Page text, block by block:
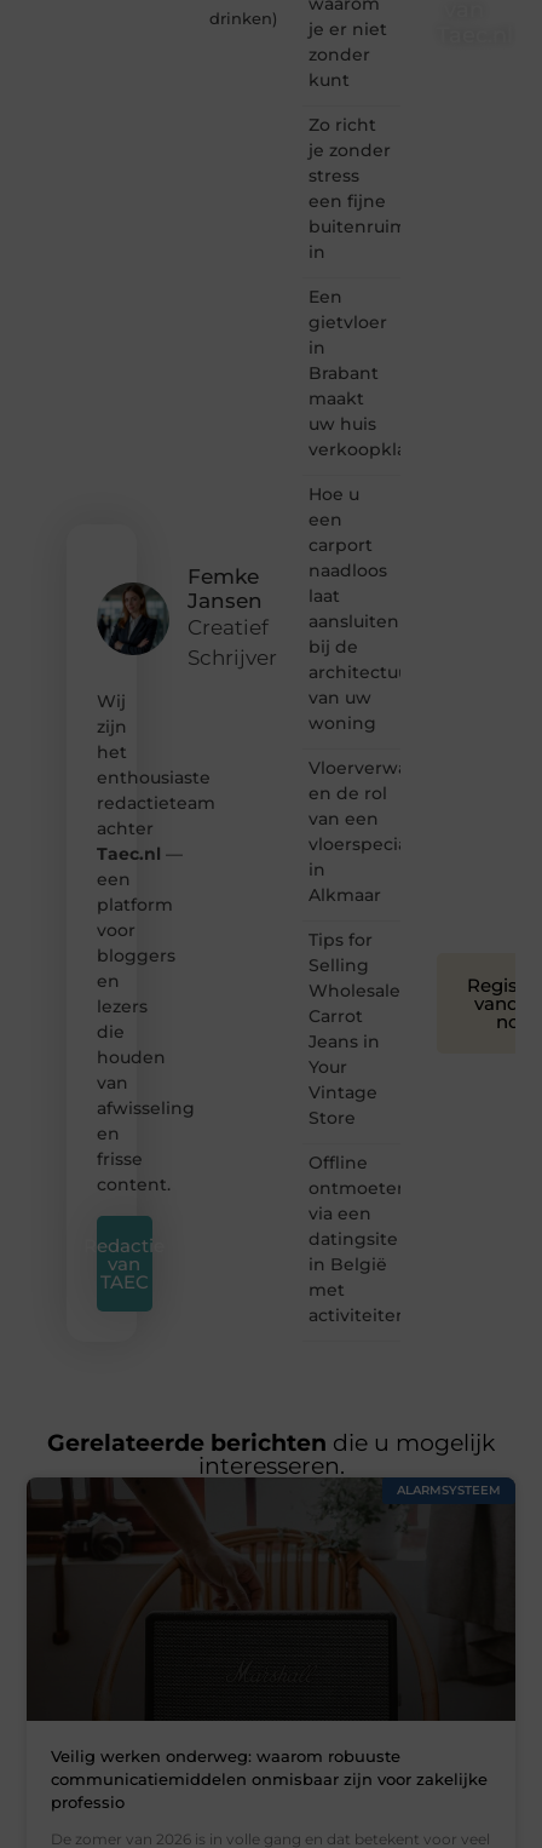
Femke
Jansen
Creatief
Schrijver
Wij
zijn
het
enthousiaste
redactieteam
achter
Taec.nl —
een
platform
voor
bloggers
en
lezers
die
houden
van
afwisseling
en
frisse
content.
Redactie
van
TAEC
drinken)
je er niet
zonder
kunt
Zo richt
je zonder
stress
een fijne
buitenruimte
in
Een
gietvloer
in
Brabant
maakt
uw huis
verkoopklaar
Hoe u
een
carport
naadloos
laat
aansluiten
bij de
architectuur
van uw
woning
Vloerverwarming
en de rol
van een
vloerspecialist
in
Alkmaar
Tips for
Selling
Wholesale
Carrot
Jeans in
Your
Vintage
Store
Offline
ontmoeten
via een
datingsite
in België
met
activiteiten
nog
Gerelateerde berichten die u mogelijk
interesseren.
ALARMSYSTEEM
Veilig werken onderweg: waarom robuuste
communicatiemiddelen onmisbaar zijn voor zakelijke
professio
De zomer van 2026 is in volle gang en dat betekent voor veel